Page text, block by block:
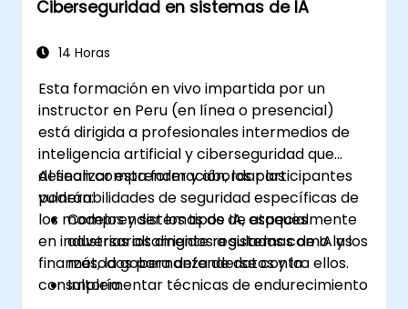
Ciberseguridad en sistemas de IA
14 Horas
Esta formación en vivo impartida por un
instructor en Peru (en línea o presencial)
está dirigida a profesionales intermedios de
inteligencia artificial y ciberseguridad que
desean comprender y abordar las
vulnerabilidades de seguridad específicas de
los modelos y sistemas de IA, especialmente
en industrias altamente reguladas como las
finanzas, la gobernanza de datos y la
consultoría.
Al finalizar esta formación, los participantes
podrán:
Comprender los tipos de ataques
adversarios dirigidos a sistemas de IA y los
métodos para defenderse contra ellos.
Implementar técnicas de endurecimiento